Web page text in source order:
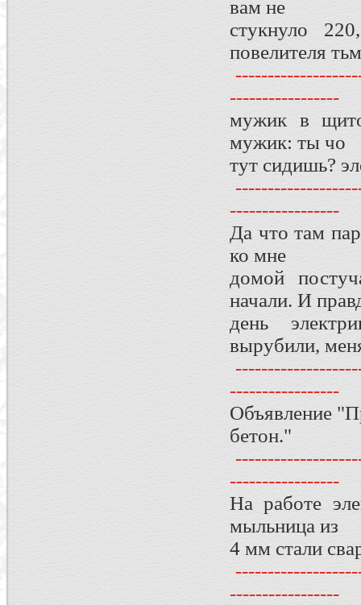
вам не
стукнуло
повелителя
-----------------
мужик в
мужик: ты чо
тут сидишь?
-----------------
Да что там
ко мне
домой
начали. И
день
вырубили,
-----------------
Объявление
бетон."
-----------------
На работе
мыльница из
4 мм стали
-----------------